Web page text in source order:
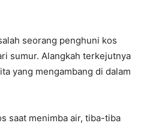
seorang penghuni kos
sumur. Alangkah terkejutnya
yang mengambang di dalam
saat menimba air, tiba-tiba